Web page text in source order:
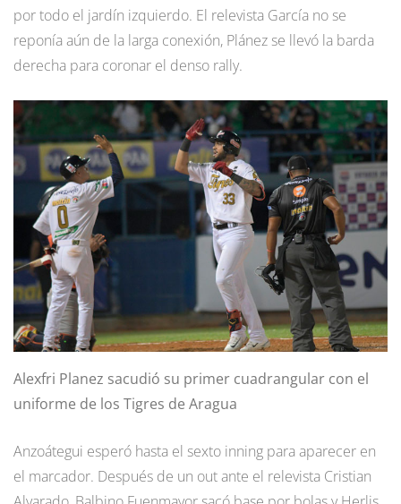
por todo el jardín izquierdo. El relevista García no se
reponía aún de la larga conexión, Plánez se llevó la barda
derecha para coronar el denso rally.
Alexfri Planez sacudió su primer cuadrangular con el
uniforme de los Tigres de Aragua
Anzoátegui esperó hasta el sexto inning para aparecer en
el marcador. Después de un out ante el relevista Cristian